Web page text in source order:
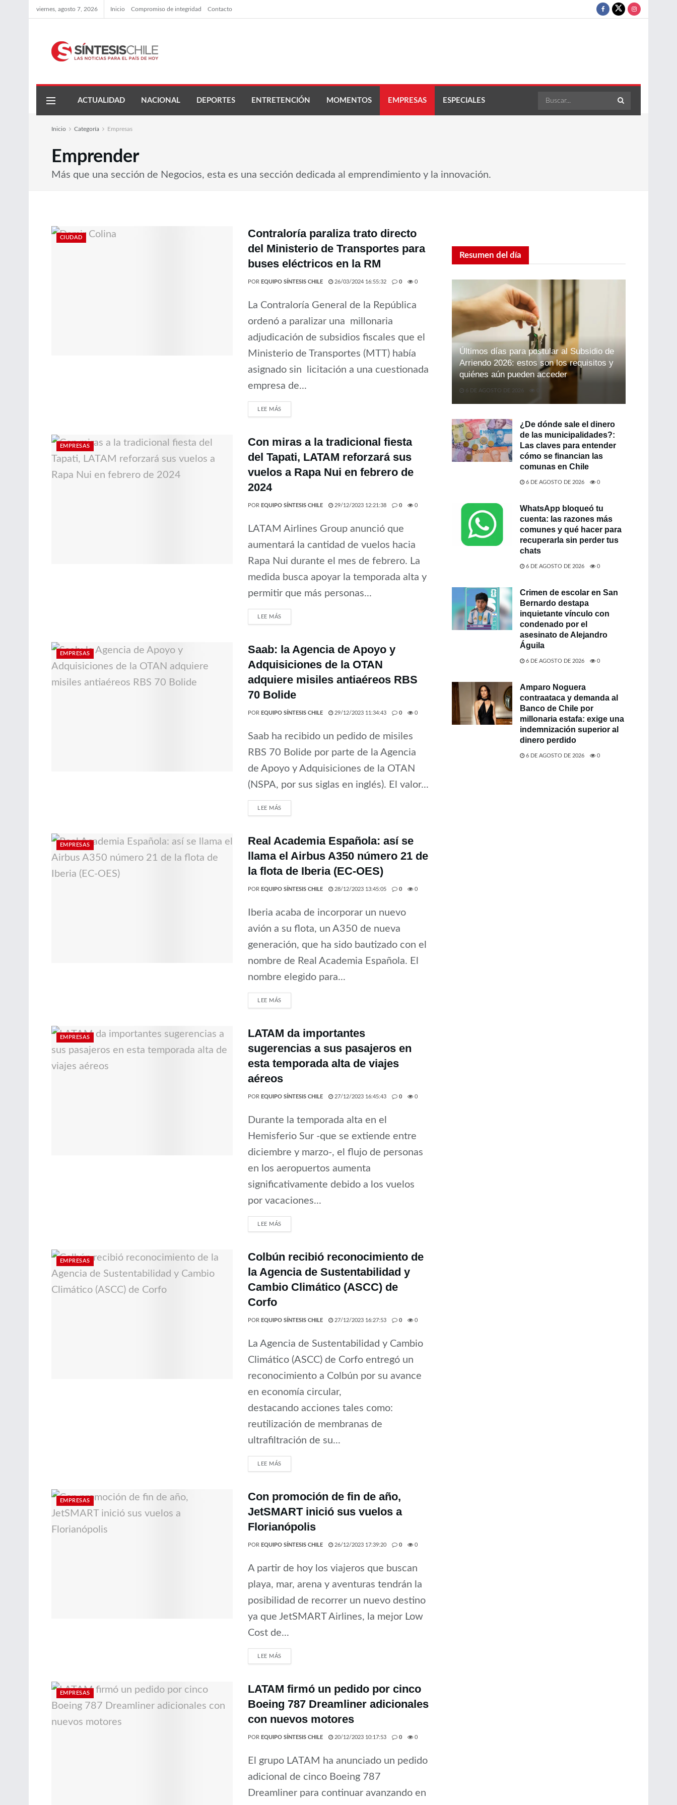
viernes, agosto 7, 2026 Inicio Compromiso de integridad Contacto
ACTUALIDAD NACIONAL DEPORTES ENTRETENCIÓN MOMENTOS EMPRESAS ESPECIALES
Inicio Categoría Empresas
Emprender
Más que una sección de Negocios, esta es una sección dedicada al emprendimiento y la innovación.
CIUDAD
Contraloría paraliza trato directo
del Ministerio de Transportes para
buses eléctricos en la RM
POR EQUIPO SÍNTESIS CHILE 26/03/2024 16:55:32 0 0
La Contraloría General de la República
ordenó a paralizar una millonaria
adjudicación de subsidios fiscales que el
Ministerio de Transportes (MTT) había
asignado sin licitación a una cuestionada
empresa de...
LEE MÁS
EMPRESAS
Con miras a la tradicional fiesta
del Tapati, LATAM reforzará sus
vuelos a Rapa Nui en febrero de
2024
POR EQUIPO SÍNTESIS CHILE 29/12/2023 12:21:38 0 0
LATAM Airlines Group anunció que
aumentará la cantidad de vuelos hacia
Rapa Nui durante el mes de febrero. La
medida busca apoyar la temporada alta y
permitir que más personas...
LEE MÁS
EMPRESAS
Saab: la Agencia de Apoyo y
Adquisiciones de la OTAN
adquiere misiles antiaéreos RBS
70 Bolide
POR EQUIPO SÍNTESIS CHILE 29/12/2023 11:34:43 0 0
Saab ha recibido un pedido de misiles
RBS 70 Bolide por parte de la Agencia
de Apoyo y Adquisiciones de la OTAN
(NSPA, por sus siglas en inglés). El valor...
LEE MÁS
EMPRESAS
Real Academia Española: así se
llama el Airbus A350 número 21 de
la flota de Iberia (EC-OES)
POR EQUIPO SÍNTESIS CHILE 28/12/2023 13:45:05 0 0
Iberia acaba de incorporar un nuevo
avión a su flota, un A350 de nueva
generación, que ha sido bautizado con el
nombre de Real Academia Española. El
nombre elegido para...
LEE MÁS
EMPRESAS
LATAM da importantes
sugerencias a sus pasajeros en
esta temporada alta de viajes
aéreos
POR EQUIPO SÍNTESIS CHILE 27/12/2023 16:45:43 0 0
Durante la temporada alta en el
Hemisferio Sur -que se extiende entre
diciembre y marzo-, el flujo de personas
en los aeropuertos aumenta
significativamente debido a los vuelos
por vacaciones...
LEE MÁS
EMPRESAS
Colbún recibió reconocimiento de
la Agencia de Sustentabilidad y
Cambio Climático (ASCC) de
Corfo
POR EQUIPO SÍNTESIS CHILE 27/12/2023 16:27:53 0 0
La Agencia de Sustentabilidad y Cambio
Climático (ASCC) de Corfo entregó un
reconocimiento a Colbún por su avance
en economía circular,
destacando acciones tales como:
reutilización de membranas de
ultrafiltración de su...
LEE MÁS
EMPRESAS
Con promoción de fin de año,
JetSMART inició sus vuelos a
Florianópolis
POR EQUIPO SÍNTESIS CHILE 26/12/2023 17:39:20 0 0
A partir de hoy los viajeros que buscan
playa, mar, arena y aventuras tendrán la
posibilidad de recorrer un nuevo destino
ya que JetSMART Airlines, la mejor Low
Cost de...
LEE MÁS
EMPRESAS
LATAM firmó un pedido por cinco
Boeing 787 Dreamliner adicionales
con nuevos motores
POR EQUIPO SÍNTESIS CHILE 20/12/2023 10:17:53 0 0
El grupo LATAM ha anunciado un pedido
adicional de cinco Boeing 787
Dreamliner para continuar avanzando en
Resumen del día
Últimos días para postular al Subsidio de
Arriendo 2026: estos son los requisitos y
quiénes aún pueden acceder
6 DE AGOSTO DE 2026
¿De dónde sale el dinero
de las municipalidades?:
Las claves para entender
cómo se financian las
comunas en Chile
6 DE AGOSTO DE 2026 0
WhatsApp bloqueó tu
cuenta: las razones más
comunes y qué hacer para
recuperarla sin perder tus
chats
6 DE AGOSTO DE 2026 0
Crimen de escolar en San
Bernardo destapa
inquietante vínculo con
condenado por el
asesinato de Alejandro
Águila
6 DE AGOSTO DE 2026 0
Amparo Noguera
contraataca y demanda al
Banco de Chile por
millonaria estafa: exige una
indemnización superior al
dinero perdido
6 DE AGOSTO DE 2026 0